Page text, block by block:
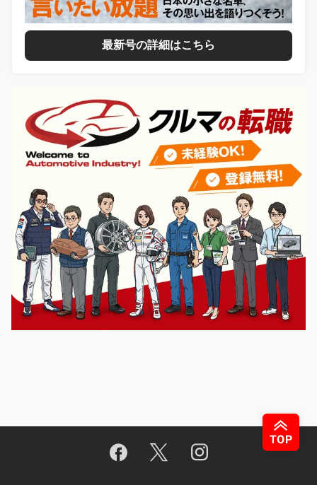
最新号の詳細はこちら